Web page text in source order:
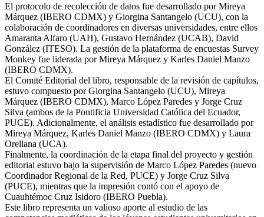
El protocolo de recolección de datos fue desarrollado por Mireya
Márquez (IBERO CDMX) y Giorgina Santangelo (UCU), con la
colaboración de coordinadores en diversas universidades, entre ellos
Amaranta Alfaro (UAH), Gustavo Hernández (UCAB), David
González (ITESO). La gestión de la plataforma de encuestas Survey
Monkey fue liderada por Mireya Márquez y Karles Daniel Manzo
(IBERO CDMX).
El Comité Editorial del libro, responsable de la revisión de capítulos,
estuvo compuesto por Giorgina Santangelo (UCU), Mireya
Márquez (IBERO CDMX), Marco López Paredes y Jorge Cruz
Silva (ambos de la Pontificia Universidad Católica del Ecuador,
PUCE). Adicionalmente, el análisis estadístico fue desarrollado por
Mireya Márquez, Karles Daniel Manzo (IBERO CDMX) y Laura
Orellana (UCA).
Finalmente, la coordinación de la etapa final del proyecto y gestión
editorial estuvo bajo la supervisión de Marco López Paredes (nuevo
Coordinador Regional de la Red, PUCE) y Jorge Cruz Silva
(PUCE), mientras que la impresión contó con el apoyo de
Cuauhtémoc Cruz Isidoro (IBERO Puebla).
Este libro representa un valioso aporte al estudio de las